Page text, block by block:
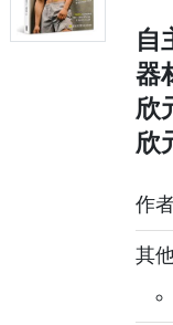
自
器
欣
欣
作
其